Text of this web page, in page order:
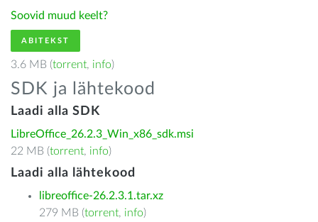
Soovid muud keelt?
ABITEKST
3.6 MB (torrent, info)
SDK ja lähtekood
Laadi alla SDK
LibreOffice_26.2.3_Win_x86_sdk.msi
22 MB (torrent, info)
Laadi alla lähtekood
libreoffice-26.2.3.1.tar.xz
279 MB (torrent, info)